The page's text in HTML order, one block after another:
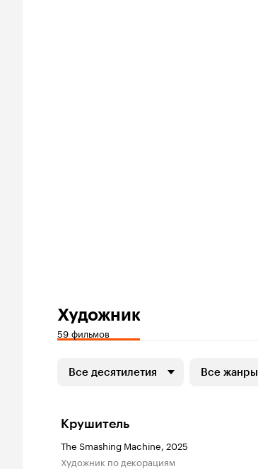
Художник
59 фильмов
Все десятилетия Все жанры
Крушитель
The Smashing Machine, 2025
Художник по декорациям